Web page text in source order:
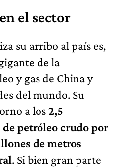
el sector
su arribo al país es,
de la
y gas de China y
del mundo. Su
a los2,5
petróleo crudo por
de metros
. Si bien gran parte